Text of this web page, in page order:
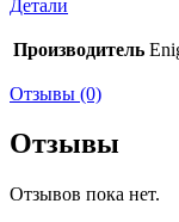
Детали
Производитель
Отзывы (0)
Отзывы
Отзывов пока нет.